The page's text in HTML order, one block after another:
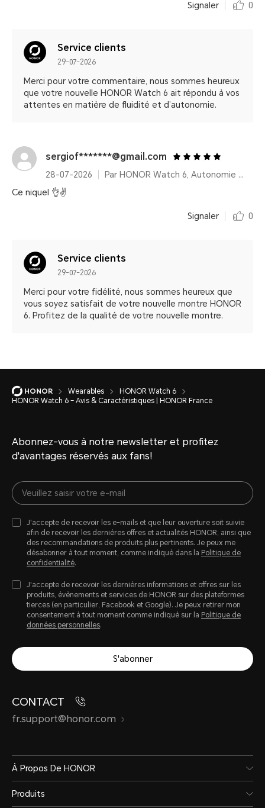
Signaler 0
Service clients
29-07-2026
Merci pour votre commentaire, nous sommes heureux
que votre nouvelle HONOR Watch 6 ait répondu à vos
attentes en matière de fluidité et d’autonomie.
sergiof*******@gmail.com
28-07-2026
Par HONOR Watch 6, Autonomie 35 Jours – Shadow Black (Bracelet fluoroélastomère)
Ce niquel 👌✌️
Signaler 0
Service clients
29-07-2026
Merci pour votre fidélité, nous sommes heureux que
vous soyez satisfait de votre nouvelle montre HONOR
6. Profitez de la qualité de votre nouvelle montre.
Wearables
HONOR Watch 6
HONOR Watch 6 – Avis & Caractéristiques | HONOR France
Abonnez-vous à notre newsletter et profitez
d'avantages réservés aux fans!
J'accepte de recevoir les e-mails et que leur ouverture soit suivie
afin de recevoir les dernières offres et actualités HONOR, ainsi que
des recommandations de produits plus pertinents. Je peux me
désabonner à tout moment, comme indiqué dans la Politique de
confidentialité.
J'accepte de recevoir les dernières informations et offres sur les
produits, évènements et services de HONOR sur des plateformes
tierces (en particulier, Facebook et Google). Je peux retirer mon
consentement à tout moment comme indiqué sur la Politique de
données personnelles.
S'abonner
CONTACT
fr.support@honor.com
À Propos De HONOR
Produits